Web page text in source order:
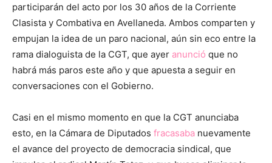
participarán del acto por los 30 años de la Corriente
Clasista y Combativa en Avellaneda. Ambos comparten y
empujan la idea de un paro nacional, aún sin eco entre la
rama dialoguista de la CGT, que ayer anunció que no
habrá más paros este año y que apuesta a seguir en
conversaciones con el Gobierno.
Casi en el mismo momento en que la CGT anunciaba
esto, en la Cámara de Diputados fracasaba nuevamente
el avance del proyecto de democracia sindical, que